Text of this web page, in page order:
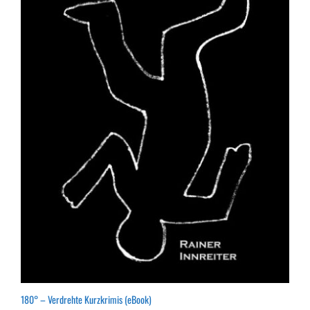
180° – Verdrehte Kurzkrimis (eBook)